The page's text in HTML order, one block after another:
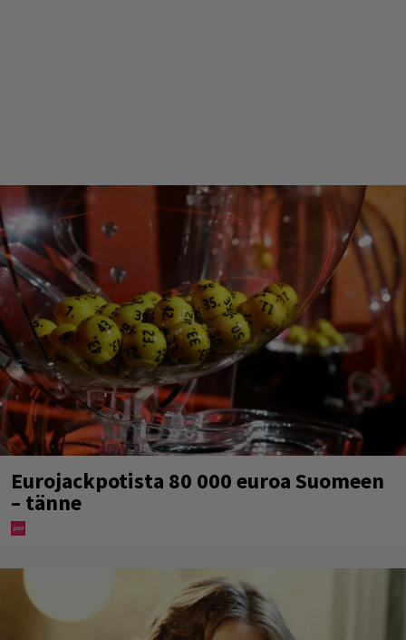
Eurojackpotista 80 000 euroa Suomeen
– tänne